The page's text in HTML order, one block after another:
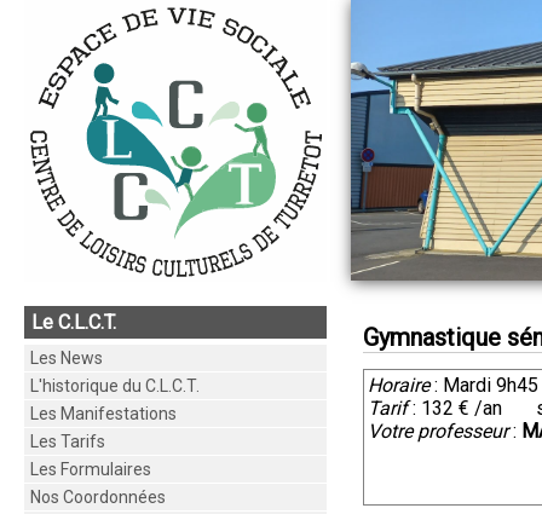
Le C.L.C.T.
Les News
L'historique du C.L.C.T.
Les Manifestations
Les Tarifs
Les Formulaires
Nos Coordonnées
Gymnastique
Horaire: Mardi
Tarif: 132 € /an
Votre professeur: